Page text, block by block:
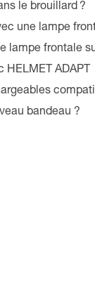
le brouillard ?
une lampe
lampe frontale
ADAPT
bandeau ?